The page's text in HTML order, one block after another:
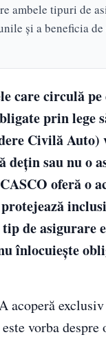
ambele tipuri de
și a beneficia
care circulă
prin lege
Civilă Auto)
dețin sau nu o
oferă o
de asigurare
înlocuiește
acoperă
vorba despre